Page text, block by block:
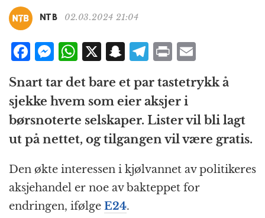
NTB 02.03.2024 21:04
F
c
e
b
o
o
k
M
ss
e
n
g
e
r
W
h
at
s
A
p
p
X S
a
p
c
h
at
T
e
g
r
a
m
P
n
t
m
ai
l
Snart tar det bare et par tastetrykk å
sjekke hvem som eier aksjer i
børsnoterte selskaper. Lister vil bli lagt
ut på nettet, og tilgangen vil være gratis.
Den økte interessen i kjølvannet av politikeres
aksjehandel er noe av bakteppet for
endringen, ifølge E24.